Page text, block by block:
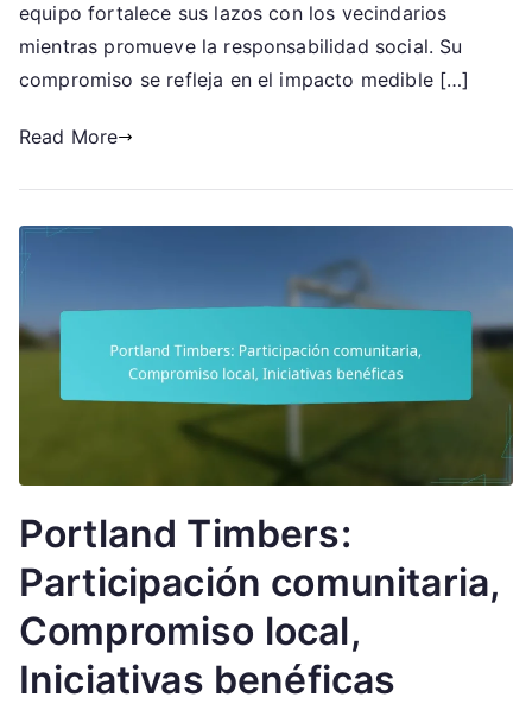
Responsabilidad
social
equipo fortalece sus lazos con los vecindarios
mientras promueve la responsabilidad social. Su
compromiso se refleja en el impacto medible […]
Read More
Portland Timbers:
Participación comunitaria,
Compromiso local,
Iniciativas benéficas